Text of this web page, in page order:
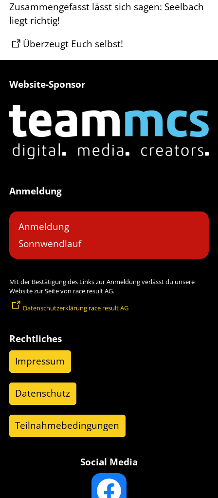
Zusammengefasst lässt sich sagen: Seelbach
liegt richtig!
Überzeugt Euch selbst!
Website-Sponsor
Anmeldung
Anmeldung
Sonnwendlauf
Mit der Bestätigung des Links zur Anmeldung verlässt du unsere
Website zur Seite von race result AG.
Datenschutzerklärung race result AG
Rechtliches
Impressum
Datenschutz
Teilnahmebedingungen
Social Media